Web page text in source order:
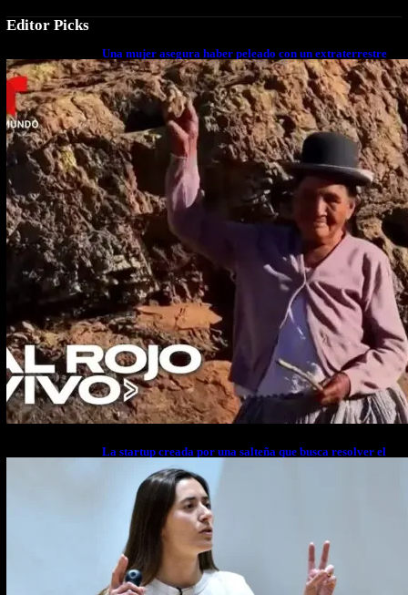
Editor Picks
Una mujer asegura haber peleado con un extraterrestre
cuerpo a cuerpo
La startup creada por una salteña que busca resolver el
estrés financiero en Latinoamérica